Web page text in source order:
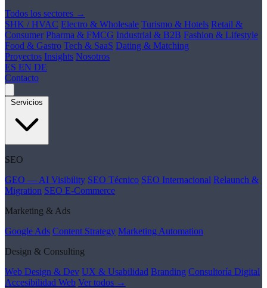
Todos los sectores →
SHK / HVAC Electro & Wholesale Turismo & Hotels Retail &
Consumer Pharma & FMCG Industrial & B2B Fashion & Lifestyle
Food & Gastro Tech & SaaS Dating & Matching
Proyectos Insights Nosotros
ES EN DE
Contacto
Servicios
SEO
GEO — AI Visibility SEO Técnico SEO Internacional Relaunch &
Migration SEO E-Commerce
Marketing & Ads
Google Ads Content Strategy Marketing Automation
Design & Consulting
Web Design & Dev UX & Usabilidad Branding Consultoría Digital
Accesibilidad Web Ver todos →